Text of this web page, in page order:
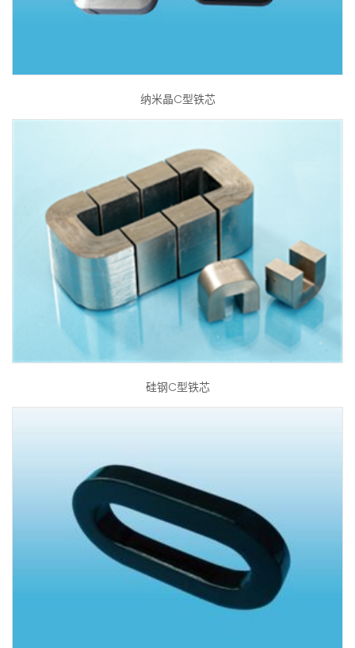
纳米晶C型铁芯
硅钢C型铁芯